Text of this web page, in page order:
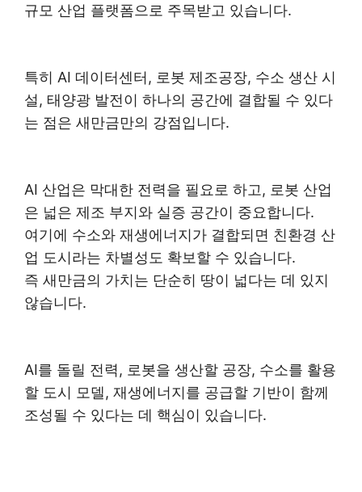
규모 산업 플랫폼으로 주목받고 있습니다.
특히 AI 데이터센터, 로봇 제조공장, 수소 생산 시
설, 태양광 발전이 하나의 공간에 결합될 수 있다
는 점은 새만금만의 강점입니다.
AI 산업은 막대한 전력을 필요로 하고, 로봇 산업
은 넓은 제조 부지와 실증 공간이 중요합니다.
여기에 수소와 재생에너지가 결합되면 친환경 산
업 도시라는 차별성도 확보할 수 있습니다.
즉 새만금의 가치는 단순히 땅이 넓다는 데 있지
않습니다.
AI를 돌릴 전력, 로봇을 생산할 공장, 수소를 활용
할 도시 모델, 재생에너지를 공급할 기반이 함께
조성될 수 있다는 데 핵심이 있습니다.